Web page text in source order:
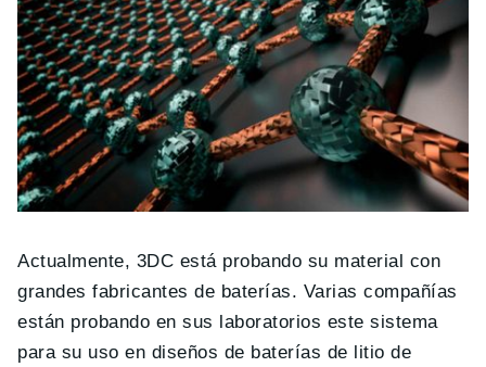
Actualmente, 3DC está probando su material con
grandes fabricantes de baterías. Varias compañías
están probando en sus laboratorios este sistema
para su uso en diseños de baterías de litio de